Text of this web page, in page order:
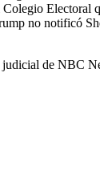
Electoral
no notificó
judicial de NBC